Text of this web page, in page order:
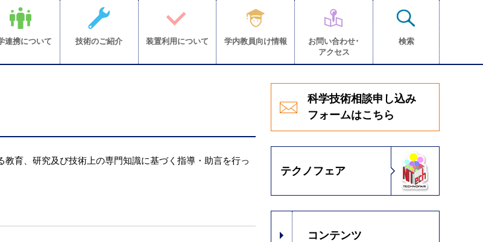
連携について 技術のご紹介 装置利用について 学内教員向け情報
お問い合わせ･
アクセス
検索
育、研究及び技術上の専門知識に基づく指導・助言を行っ
科学技術相談申し込み
フォームはこちら
テクノフェア
コンテンツ